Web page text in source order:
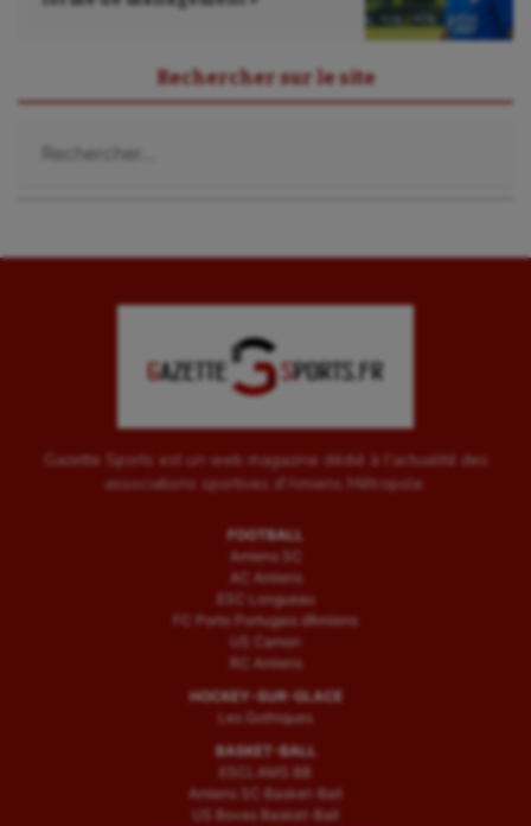
Rechercher sur le site
Gazette Sports est un web magazine dédié à l'actualité des
associations sportives d'Amiens Métropole.
FOOTBALL
Amiens SC
AC Amiens
ESC Longueau
FC Porto Portugais d’Amiens
US Camon
RC Amiens
HOCKEY-SUR-GLACE
Les Gothiques
BASKET-BALL
ESCLAMS BB
Amiens SC Basket-Ball
US Boves Basket-Ball